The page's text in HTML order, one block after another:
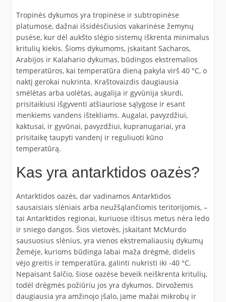
Tropinės dykumos yra tropinėse ir subtropinėse
platumose, dažnai išsidėsčiusios vakarinėse žemynų
pusėse, kur dėl aukšto slėgio sistemų iškrenta minimalus
kritulių kiekis. Šioms dykumoms, įskaitant Sacharos,
Arabijos ir Kalahario dykumas, būdingos ekstremalios
temperatūros, kai temperatūra dieną pakyla virš 40 °C, o
naktį gerokai nukrinta. Kraštovaizdis daugiausia
smėlėtas arba uolėtas, augalija ir gyvūnija skurdi,
prisitaikiusi išgyventi atšiauriose sąlygose ir esant
menkiems vandens ištekliams. Augalai, pavyzdžiui,
kaktusai, ir gyvūnai, pavyzdžiui, kupranugariai, yra
prisitaikę taupyti vandenį ir reguliuoti kūno
temperatūrą.
Kas yra antarktidos oazės?
Antarktidos oazės, dar vadinamos Antarktidos
sausaisiais slėniais arba neužšąlančiomis teritorijomis, –
tai Antarktidos regionai, kuriuose ištisus metus nėra ledo
ir sniego dangos. Šios vietovės, įskaitant McMurdo
sausuosius slėnius, yra vienos ekstremaliausių dykumų
Žemėje, kurioms būdinga labai maža drėgmė, didelis
vėjo greitis ir temperatūra, galinti nukristi iki -40 °C.
Nepaisant šalčio, šiose oazėse beveik neiškrenta kritulių,
todėl drėgmės požiūriu jos yra dykumos. Dirvožemis
daugiausia yra amžinojo įšalo, jame mažai mikrobų ir